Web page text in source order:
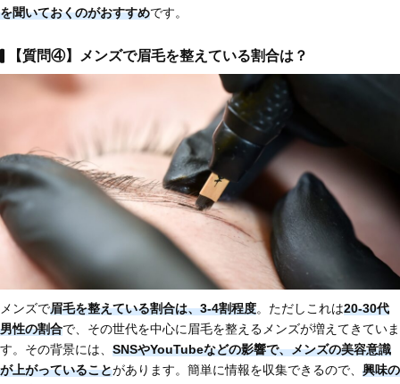
を聞いておくのがおすすめです。
【質問④】メンズで眉毛を整えている割合は？
メンズで眉毛を整えている割合は、3-4割程度。ただしこれは20-30代
男性の割合で、その世代を中心に眉毛を整えるメンズが増えてきていま
す。その背景には、 SNSやYouTubeなどの影響で、メンズの美容意識
が上がっていることがあります。簡単に情報を収集できるので、 興味の